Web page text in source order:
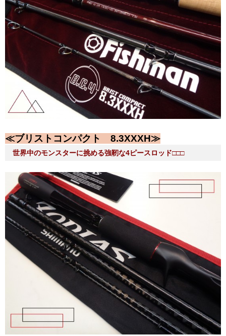
≪ブリストコンパクト 8.3XXXH≫
世界中のモンスターに挑める強靭な4ピースロッド□□□